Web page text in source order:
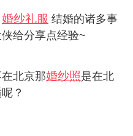
婚纱礼服 结婚的诸多事
给分享点经验~
北京那婚纱照是在北
？